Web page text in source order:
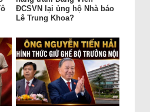
ĐCSVN lại ủng hộ Nhà báo
Lê Trung Khoa?